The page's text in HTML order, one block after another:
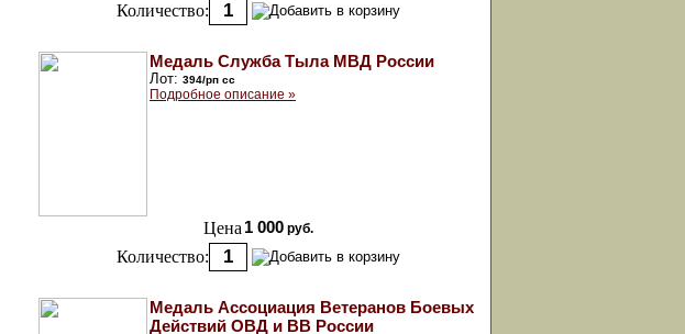
Количество:
Медаль Служба Тыла МВД России
Лот: 394/рп сс
Подробное описание »
Цена 1 000 руб.
Количество:
Медаль Ассоциация Ветеранов Боевых
Действий ОВД и ВВ России